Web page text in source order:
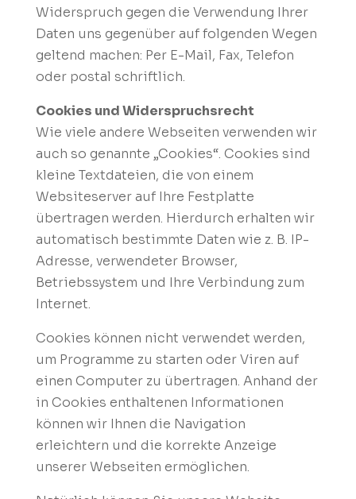
Widerspruch gegen die Verwendung Ihrer
Daten uns gegenüber auf folgenden Wegen
geltend machen: Per E-Mail, Fax, Telefon
oder postal schriftlich.
Cookies und Widerspruchsrecht
Wie viele andere Webseiten verwenden wir
auch so genannte „Cookies“. Cookies sind
kleine Textdateien, die von einem
Websiteserver auf Ihre Festplatte
übertragen werden. Hierdurch erhalten wir
automatisch bestimmte Daten wie z. B. IP-
Adresse, verwendeter Browser,
Betriebssystem und Ihre Verbindung zum
Internet.
Cookies können nicht verwendet werden,
um Programme zu starten oder Viren auf
einen Computer zu übertragen. Anhand der
in Cookies enthaltenen Informationen
können wir Ihnen die Navigation
erleichtern und die korrekte Anzeige
unserer Webseiten ermöglichen.